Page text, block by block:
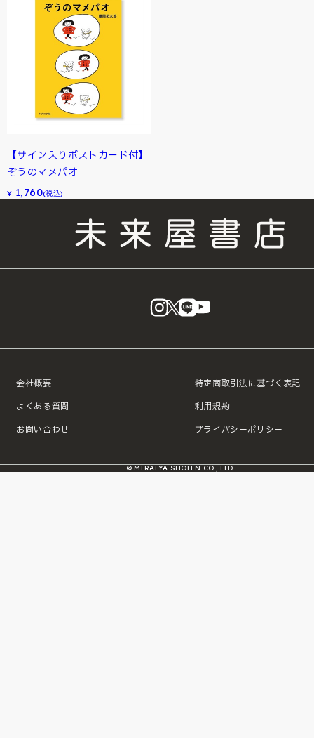
【サイン入りポストカード付】
ぞうのマメパオ
¥ 1,760(税込)
instagram
X LINE
会社概要
よくある質問
お問い合わせ
特定商取引法に基づく表記
利用規約
プライバシーポリシー
© MIRAIYA SHOTEN CO., LTD.